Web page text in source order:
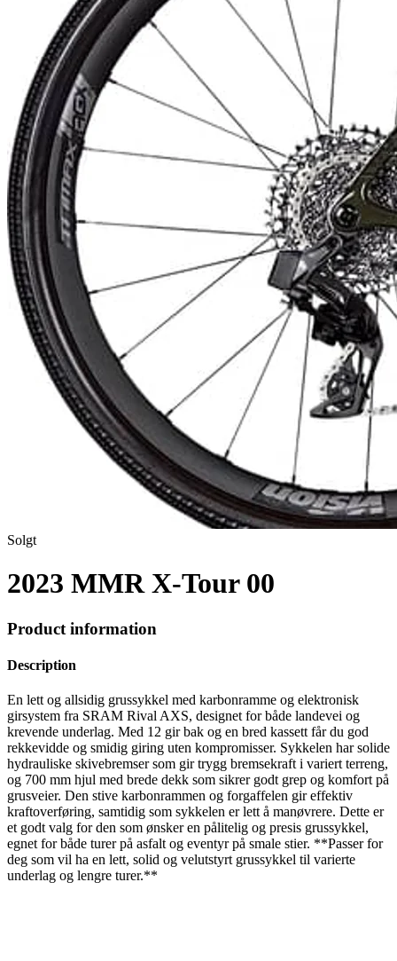
Solgt
2023 MMR X-Tour 00
Product information
Description
En lett og allsidig grussykkel med karbonramme og elektronisk
girsystem fra SRAM Rival AXS, designet for både landevei og
krevende underlag. Med 12 gir bak og en bred kassett får du god
rekkevidde og smidig giring uten kompromisser. Sykkelen har solide
hydrauliske skivebremser som gir trygg bremsekraft i variert terreng,
og 700 mm hjul med brede dekk som sikrer godt grep og komfort på
grusveier. Den stive karbonrammen og forgaffelen gir effektiv
kraftoverføring, samtidig som sykkelen er lett å manøvrere. Dette er
et godt valg for den som ønsker en pålitelig og presis grussykkel,
egnet for både turer på asfalt og eventyr på smale stier. **Passer for
deg som vil ha en lett, solid og velutstyrt grussykkel til varierte
underlag og lengre turer.**